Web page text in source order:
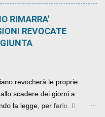
RIMARRA'
REVOCATE
revocherà le proprie
scadere dei giorni a
la legge, per farlo. Il